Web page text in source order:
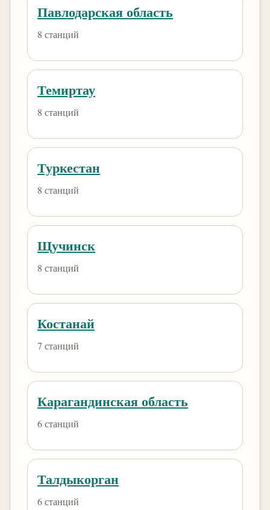
Павлодарская область
8 станций
Темиртау
8 станций
Туркестан
8 станций
Щучинск
8 станций
Костанай
7 станций
Карагандинская область
6 станций
Талдыкорган
6 станций